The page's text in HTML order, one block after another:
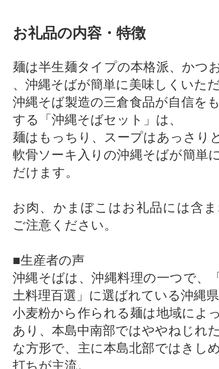
お礼品の内容・特徴
麺は半生麺タイプの本格派、かつ
、沖縄そばが簡単に美味しくいた
沖縄そば製造の三倉食品が自信を
する「沖縄そばセット」は、
麺はもっちり、スープはあっさり
軟骨ソーキ入りの沖縄そばが簡単
だけます。
お肉、かまぼこはお礼品には含
ご注意ください。
■生産者の声
沖縄そばは、沖縄料理の一つで、
土料理百選」に選ばれている沖縄
小麦粉から作られる麺は地域によ
あり、本島中南部ではややねじれ
な方形で、主に本島北部ではきし
打ちが主流。